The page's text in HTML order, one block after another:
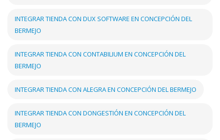
INTEGRAR TIENDA CON DUX SOFTWARE EN CONCEPCIÓN DEL
BERMEJO
INTEGRAR TIENDA CON CONTABILIUM EN CONCEPCIÓN DEL
BERMEJO
INTEGRAR TIENDA CON ALEGRA EN CONCEPCIÓN DEL BERMEJO
INTEGRAR TIENDA CON DONGESTIÓN EN CONCEPCIÓN DEL
BERMEJO